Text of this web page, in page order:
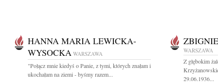
HANNA MARIA LEWICKA-
WYSOCKA WARSZAWA
"Połącz mnie kiedyś o Panie, z tymi, których znałam i
ukochałam na ziemi - byśmy razem...
WARSZAWA
Z głębokim
29.06.1936...